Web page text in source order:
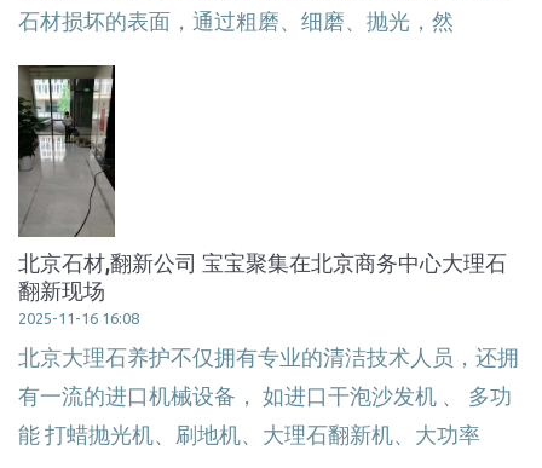
石材损坏的表面，通过粗磨、细磨、抛光，然
北京石材,翻新公司 宝宝聚集在北京商务中心大理石
翻新现场
2025-11-16 16:08
北京大理石养护不仅拥有专业的清洁技术人员，还拥
有一流的进口机械设备， 如进口干泡沙发机 、 多功
能 打蜡抛光机、刷地机、大理石翻新机、大功率